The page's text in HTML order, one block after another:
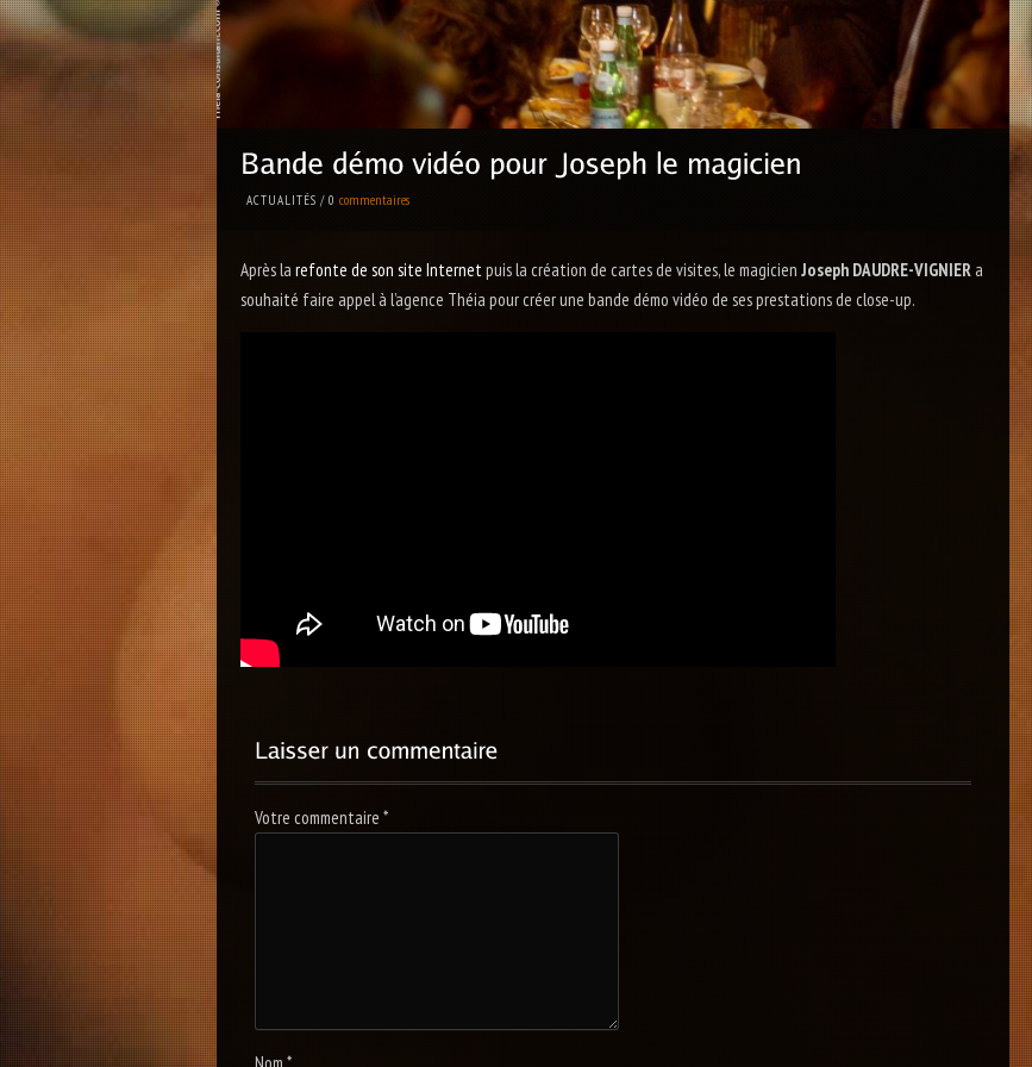
ACTUALITÉS /0commentaires
Après larefonte de son site Internetpuis la création de cartes de visites, le magicienJoseph DAUDRE-VIGNIER a
souhaité faire appel à l’agence Théia pour créer une bande démo vidéo de ses prestations de close-up.
Votre commentaire*